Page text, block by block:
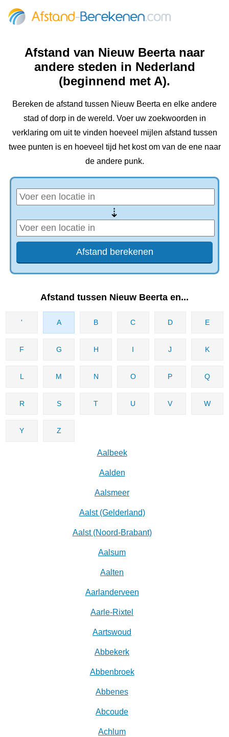
Afstand van Nieuw Beerta naar
andere steden in Nederland
(beginnend met A).
Bereken de afstand tussen Nieuw Beerta en elke andere
stad of dorp in de wereld. Voer uw zoekwoorden in
verklaring om uit te vinden hoeveel mijlen afstand tussen
twee punten is en hoeveel tijd het kost om van de ene naar
de andere punk.
⇢
Afstand tussen Nieuw Beerta en...
' A B C D E
F G H I J K
L M N O P Q
R S T U V W
Y Z
Aalbeek
Aalden
Aalsmeer
Aalst (Gelderland)
Aalst (Noord-Brabant)
Aalsum
Aalten
Aarlanderveen
Aarle-Rixtel
Aartswoud
Abbekerk
Abbenbroek
Abbenes
Abcoude
Achlum